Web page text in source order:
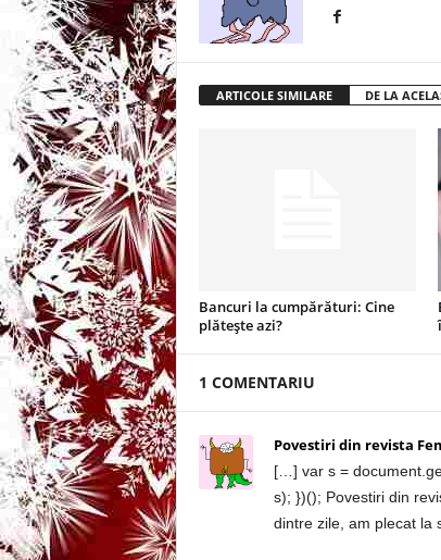
a
n
u
ARTICOLE SIMILARE DE LA
Bancuri la cumpărături: Cine
plătește azi?
1 COMENTARIU
Povestiri din revista
[…] var s =
s); })(); Povestiri din
dintre zile, am plecat la